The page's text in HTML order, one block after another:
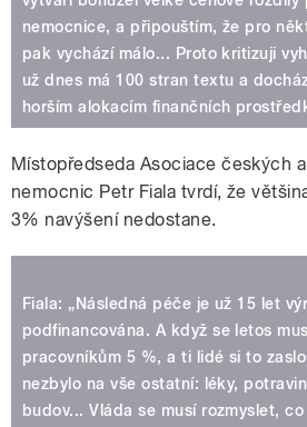
nemocnice, a připouštím, že pro
pak vychází málo... Proto kritizuji
už dnes má 100 stran textu a
horším alokacím finančních
Místopředseda Asociace českých
nemocnic Petr Fiala tvrdí, že
3% navýšení nedostane.
Fiala: „Následná péče je už 15 let
podfinancována. A když se letos
pracovníkům 5 %, a ti lidé si to
nezbylo na vše ostatní: léky,
budov... Vláda se musí rozmyslet,